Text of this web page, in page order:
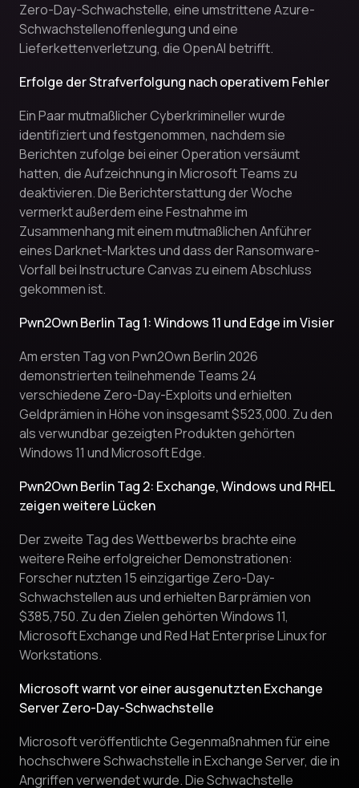
Zero-Day-Schwachstelle, eine umstrittene Azure-
Schwachstellenoffenlegung und eine
Lieferkettenverletzung, die OpenAI betrifft.
Erfolge der Strafverfolgung nach operativem Fehler
Ein Paar mutmaßlicher Cyberkrimineller wurde
identifiziert und festgenommen, nachdem sie
Berichten zufolge bei einer Operation versäumt
hatten, die Aufzeichnung in Microsoft Teams zu
deaktivieren. Die Berichterstattung der Woche
vermerkt außerdem eine Festnahme im
Zusammenhang mit einem mutmaßlichen Anführer
eines Darknet-Marktes und dass der Ransomware-
Vorfall bei Instructure Canvas zu einem Abschluss
gekommen ist.
Pwn2Own Berlin Tag 1: Windows 11 und Edge im Visier
Am ersten Tag von Pwn2Own Berlin 2026
demonstrierten teilnehmende Teams 24
verschiedene Zero-Day-Exploits und erhielten
Geldprämien in Höhe von insgesamt $523,000. Zu den
als verwundbar gezeigten Produkten gehörten
Windows 11 und Microsoft Edge.
Pwn2Own Berlin Tag 2: Exchange, Windows und RHEL
zeigen weitere Lücken
Der zweite Tag des Wettbewerbs brachte eine
weitere Reihe erfolgreicher Demonstrationen:
Forscher nutzten 15 einzigartige Zero-Day-
Schwachstellen aus und erhielten Barprämien von
$385,750. Zu den Zielen gehörten Windows 11,
Microsoft Exchange und Red Hat Enterprise Linux for
Workstations.
Microsoft warnt vor einer ausgenutzten Exchange
Server Zero-Day-Schwachstelle
Microsoft veröffentlichte Gegenmaßnahmen für eine
hochschwere Schwachstelle in Exchange Server, die in
Angriffen verwendet wurde. Die Schwachstelle